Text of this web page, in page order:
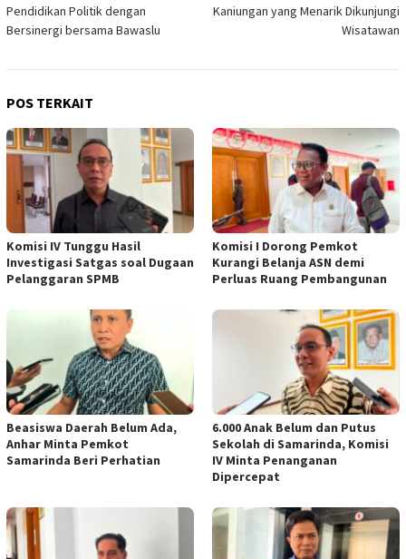
Pendidikan Politik dengan
Bersinergi bersama Bawaslu
Kaniungan yang Menarik Dikunjungi
Wisatawan
POS TERKAIT
Komisi IV Tunggu Hasil
Investigasi Satgas soal Dugaan
Pelanggaran SPMB
Komisi I Dorong Pemkot
Kurangi Belanja ASN demi
Perluas Ruang Pembangunan
Beasiswa Daerah Belum Ada,
Anhar Minta Pemkot
Samarinda Beri Perhatian
6.000 Anak Belum dan Putus
Sekolah di Samarinda, Komisi
IV Minta Penanganan
Dipercepat